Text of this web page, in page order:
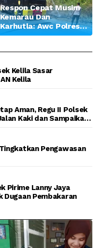
Respon Cepat Musim
Kemarau Dan
Karhutla: Awc Polres
Teluk Bintuni
Lahan di Jalan Poros
Kelila Sasar
Kelila
Aman, Regu II Polsek
Kaki dan Sampaikan
Pengawasan
Pirime Lanny Jaya
Dugaan Pembakaran